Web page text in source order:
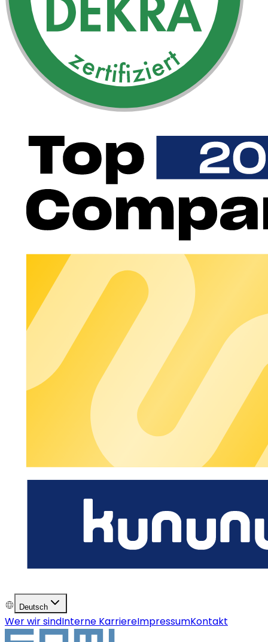
Deutsch
Wer wir sindInterne KarriereImpressumKontakt